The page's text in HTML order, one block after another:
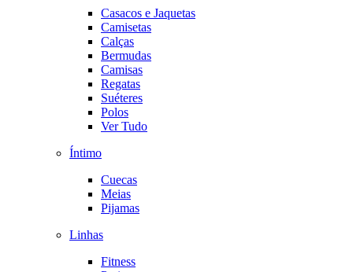
Casacos e Jaquetas
Camisetas
Calças
Bermudas
Camisas
Regatas
Suéteres
Polos
Ver Tudo
Íntimo
Cuecas
Meias
Pijamas
Linhas
Fitness